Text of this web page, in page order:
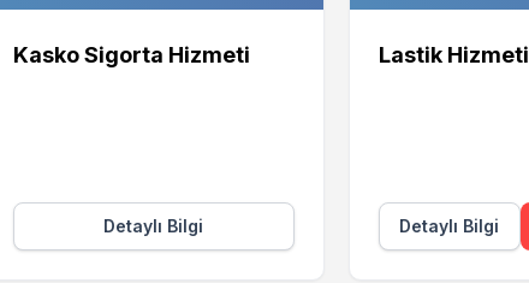
Kasko Sigorta Hizmeti
Detaylı Bilgi
Lastik Hizmeti
Detaylı Bilgi